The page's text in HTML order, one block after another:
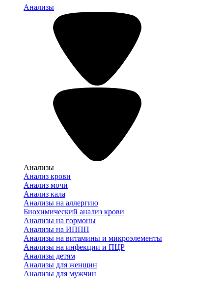
Анализы
Анализы
Анализ крови
Анализ мочи
Анализ кала
Анализы на аллергию
Биохимический анализ крови
Анализы на гормоны
Анализы на ИППП
Анализы на витамины и микроэлементы
Анализы на инфекции и ПЦР
Анализы детям
Анализы для женщин
Анализы для мужчин